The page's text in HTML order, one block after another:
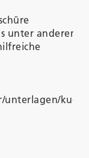
unter anderem
unterlagen/